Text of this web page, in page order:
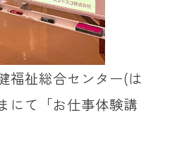
福祉総合センター(は
にて「お仕事体験講